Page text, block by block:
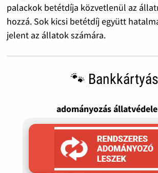
palackok betétdíja közvetlenül az
hozzá. Sok kicsi betétdíj együtt
jelent az állatok számára.
🐾 Bankkártyás
adományozás